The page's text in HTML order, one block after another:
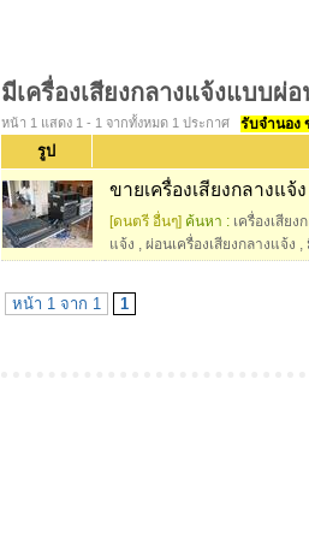
มีเครื่องเสียงกลางแจ้งแบบผ่
หน้า 1 แสดง 1 - 1 จากทั้งหมด 1 ประกาศ รับจำนอง
รูป
ขายเครื่องเสียงกลางแจ้ง
[ดนตรี อื่นๆ] ค้นหา : เครื่องเสีย
แจ้ง , ผ่อนเครื่องเสียงกลางแจ้ง ,
หน้า 1 จาก 1 1